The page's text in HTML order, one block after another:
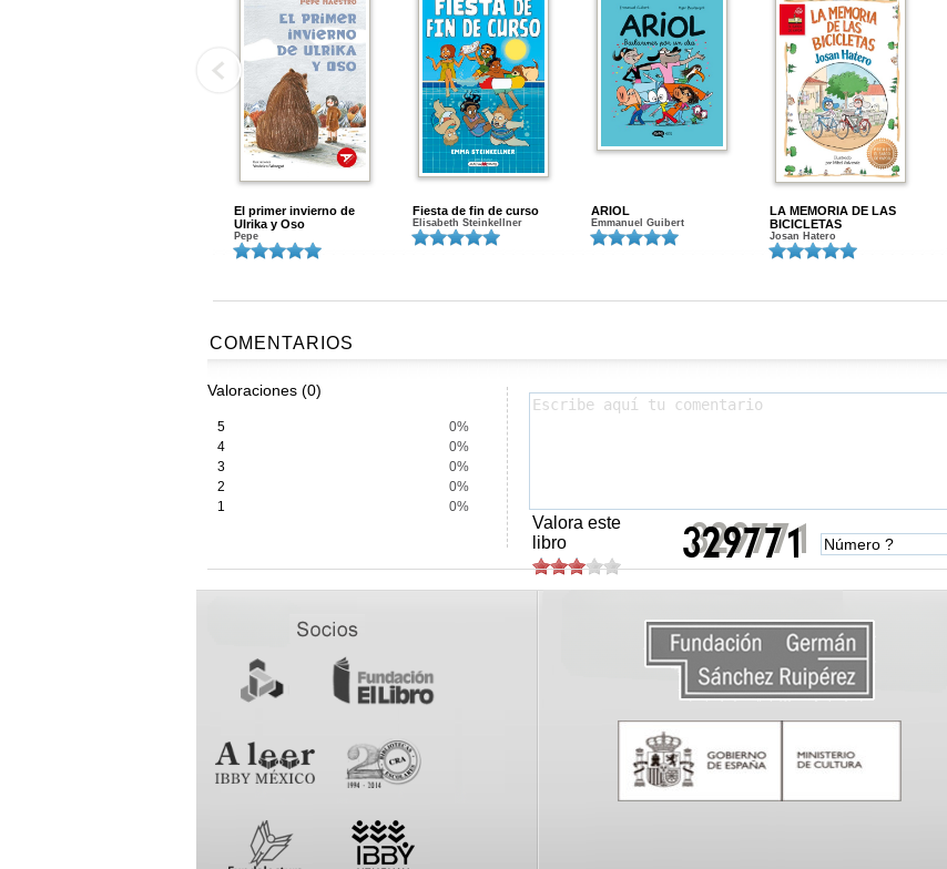
El primer invierno de
Ulrika y Oso
Pepe
Fiesta de fin de curso
Elisabeth Steinkellner
ARIOL
Emmanuel Guibert
LA MEMORIA DE LAS
BICICLETAS
Josan Hatero
COMENTARIOS
Valoraciones (0)
5
0%
4
0%
3
0%
2
0%
1
0%
Valora este
libro